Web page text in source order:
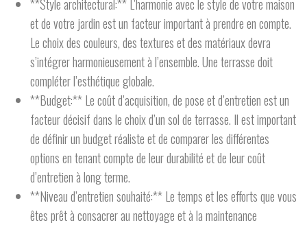
**Style architectural:** L’harmonie avec le style de votre maison
et de votre jardin est un facteur important à prendre en compte.
Le choix des couleurs, des textures et des matériaux devra
s’intégrer harmonieusement à l’ensemble. Une terrasse doit
compléter l’esthétique globale.
**Budget:** Le coût d’acquisition, de pose et d’entretien est un
facteur décisif dans le choix d’un sol de terrasse. Il est important
de définir un budget réaliste et de comparer les différentes
options en tenant compte de leur durabilité et de leur coût
d’entretien à long terme.
**Niveau d’entretien souhaité:** Le temps et les efforts que vous
êtes prêt à consacrer au nettoyage et à la maintenance